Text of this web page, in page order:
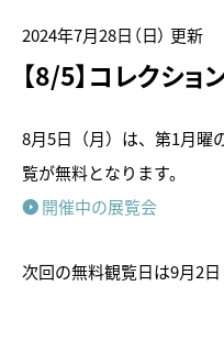
2024年7月28日（日） 更新
【8/5】コレクシ
8月5日（月）は、第1月曜
覧が無料となります。
開催中の展覧会
次回の無料観覧日は9月2日